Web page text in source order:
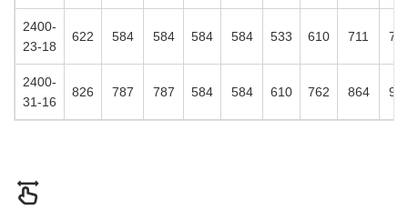
2400-
23-18
622 584 584 584 584 533 610 711
2400-
31-16
826 787 787 584 584 610 762 864